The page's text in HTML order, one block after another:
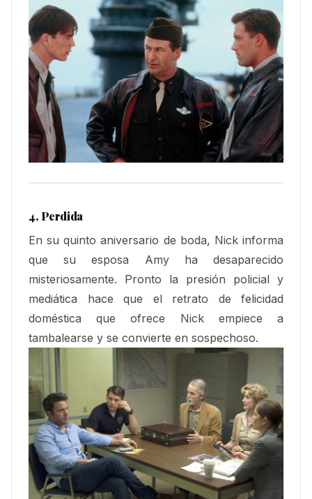
4. Perdida
En su quinto aniversario de boda, Nick informa
que su esposa Amy ha desaparecido
misteriosamente. Pronto la presión policial y
mediática hace que el retrato de felicidad
doméstica que ofrece Nick empiece a
tambalearse y se convierte en sospechoso.